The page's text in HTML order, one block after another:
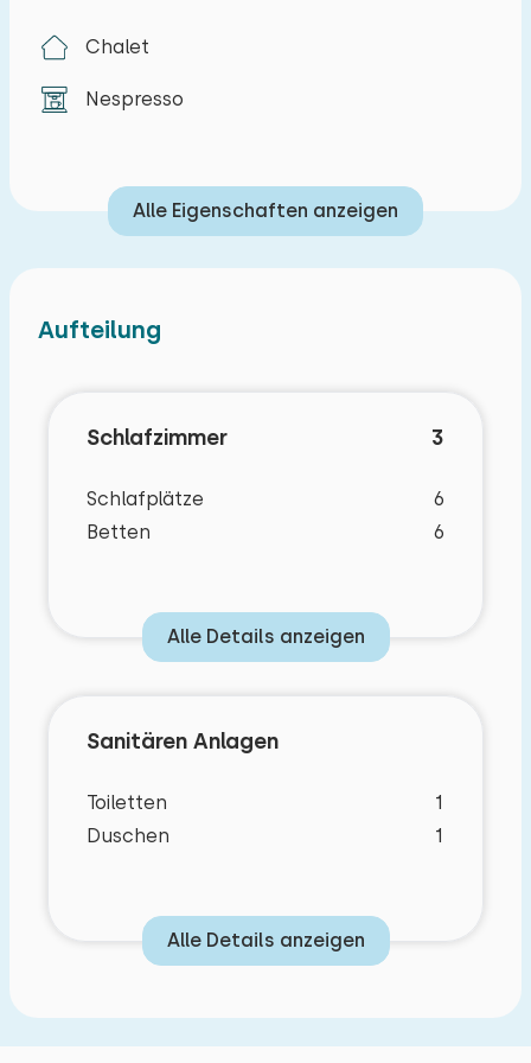
Bevorzugte Buchung, je nach Verfügbarkeit
(gegen Gebühr):
Sauna
Chalet
Nespresso
Alle Eigenschaften anzeigen
Aufteilung
Schlafzimmer 3
Schlafplätze
6
Betten
6
Alle Details anzeigen
Sanitären Anlagen
Toiletten
1
Duschen
1
Alle Details anzeigen